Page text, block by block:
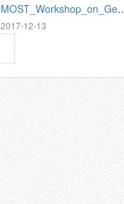
MOST_Workshop_on_Gen
erative_Adversarial_Networ
ks_相關 [相容模式]
2017-12-13